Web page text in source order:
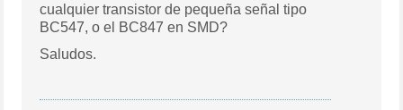
cualquier transistor de pequeña señal tipo
BC547, o el BC847 en SMD?
Saludos.